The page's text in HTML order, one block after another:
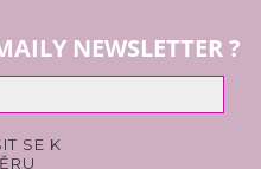
NEWSLETTER ?